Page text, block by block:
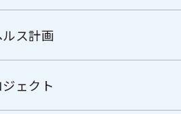
ス計画
ェクト